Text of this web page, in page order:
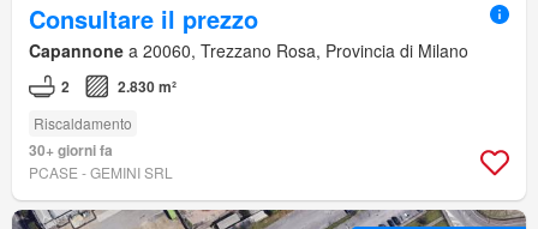
Consultare il prezzo
Capannone a 20060, Trezzano Rosa, Provincia di Milano
2 2.830 m²
Riscaldamento
30+ giorni fa
PCASE - GEMINI SRL